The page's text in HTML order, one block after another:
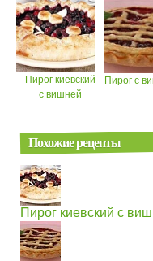
Пирог киевский
с вишней
Пирог с
Похожие рецепты
Пирог киевский с